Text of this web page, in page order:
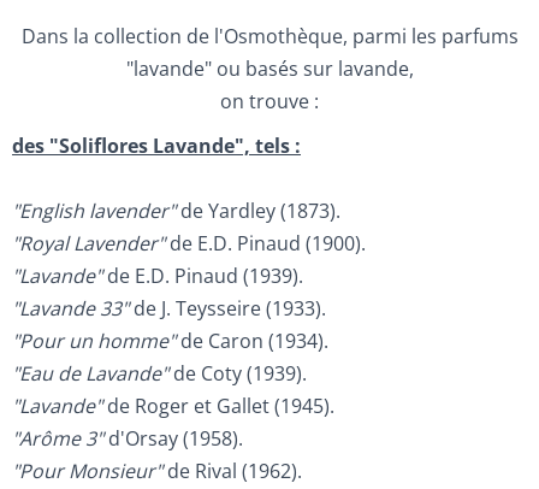
Dans la collection de l'Osmothèque, parmi les parfums
"lavande" ou basés sur lavande,
on trouve :
des "Soliflores Lavande", tels :
"English lavender"de Yardley (1873).
"Royal Lavender"de E.D. Pinaud (1900).
"Lavande"de E.D. Pinaud (1939).
"Lavande 33"de J. Teysseire (1933).
"Pour un homme"de Caron (1934).
"Eau de Lavande"de Coty (1939).
"Lavande"de Roger et Gallet (1945).
"Arôme 3"d'Orsay (1958).
"Pour Monsieur"de Rival (1962).